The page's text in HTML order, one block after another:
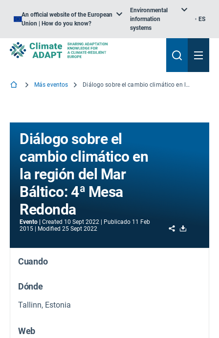
An official website of the European
Union | How do you know?
Environmental
information
systems
ES
Más eventos Diálogo sobre el cambio climático en la región del Mar Báltico: 4ª Mesa Redonda
Diálogo sobre el
cambio climático en
la región del Mar
Báltico: 4ª Mesa
Redonda
Evento Created 10 Sept 2022 Publicado 11 Feb
2015
Modified 25 Sept 2022 Share
Cuando
Dónde
Tallinn, Estonia
Web